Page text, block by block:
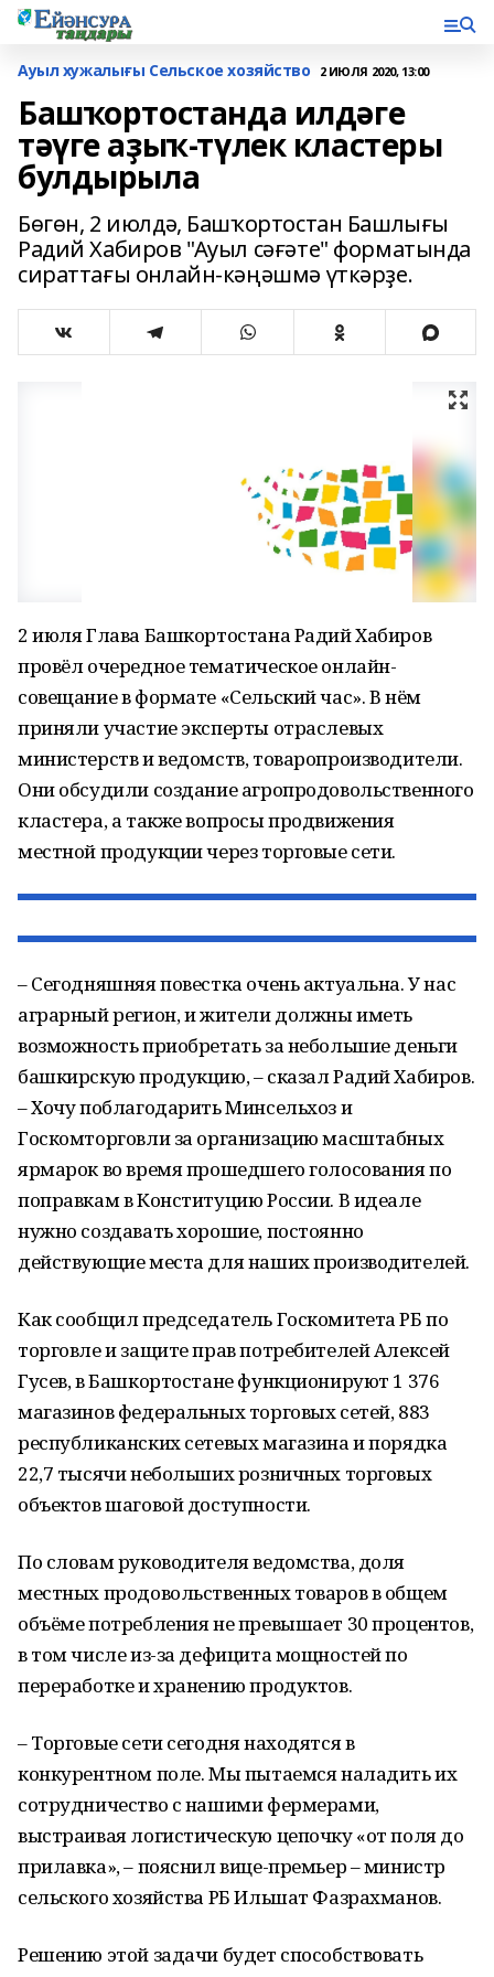
Ауыл хужалығы Сельское хозяйство 2 ИЮЛЯ 2020, 13:00
Башҡортостанда илдәге
тәүге аҙыҡ-түлек кластеры
булдырыла
Бөгөн, 2 июлдә, Башҡортостан Башлығы
Радий Хабиров "Ауыл сәғәте" форматында
сираттағы онлайн-кәңәшмә үткәрҙе.
2 июля Глава Башкортостана Радий Хабиров
провёл очередное тематическое онлайн-
совещание в формате «Сельский час». В нём
приняли участие эксперты отраслевых
министерств и ведомств, товаропроизводители.
Они обсудили создание агропродовольственного
кластера, а также вопросы продвижения
местной продукции через торговые сети.
– Сегодняшняя повестка очень актуальна. У нас
аграрный регион, и жители должны иметь
возможность приобретать за небольшие деньги
башкирскую продукцию, – сказал Радий Хабиров.
– Хочу поблагодарить Минсельхоз и
Госкомторговли за организацию масштабных
ярмарок во время прошедшего голосования по
поправкам в Конституцию России. В идеале
нужно создавать хорошие, постоянно
действующие места для наших производителей.
Как сообщил председатель Госкомитета РБ по
торговле и защите прав потребителей Алексей
Гусев, в Башкортостане функционируют 1 376
магазинов федеральных торговых сетей, 883
республиканских сетевых магазина и порядка
22,7 тысячи небольших розничных торговых
объектов шаговой доступности.
По словам руководителя ведомства, доля
местных продовольственных товаров в общем
объёме потребления не превышает 30 процентов,
в том числе из-за дефицита мощностей по
переработке и хранению продуктов.
– Торговые сети сегодня находятся в
конкурентном поле. Мы пытаемся наладить их
сотрудничество с нашими фермерами,
выстраивая логистическую цепочку «от поля до
прилавка», – пояснил вице-премьер – министр
сельского хозяйства РБ Ильшат Фазрахманов.
Решению этой задачи будет способствовать